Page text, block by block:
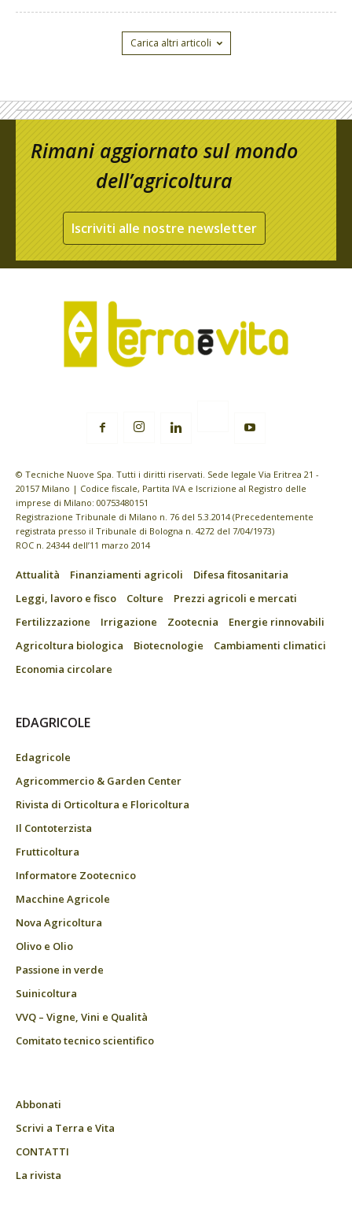
Carica altri articoli
Rimani aggiornato sul mondo
dell’agricoltura
Iscriviti alle nostre newsletter
© Tecniche Nuove Spa. Tutti i diritti riservati. Sede legale Via Eritrea 21 -
20157 Milano | Codice fiscale, Partita IVA e Iscrizione al Registro delle
imprese di Milano: 00753480151
Registrazione Tribunale di Milano n. 76 del 5.3.2014 (Precedentemente
registrata presso il Tribunale di Bologna n. 4272 del 7/04/1973)
ROC n. 24344 dell’11 marzo 2014
Attualità Finanziamenti agricoli
Difesa fitosanitaria
Leggi, lavoro e fisco
Colture
Prezzi agricoli e mercati
Fertilizzazione
Irrigazione Zootecnia
Energie rinnovabili
Agricoltura biologica
Biotecnologie
Cambiamenti climatici
Economia circolare
EDAGRICOLE
Edagricole
Agricommercio & Garden Center
Rivista di Orticoltura e Floricoltura
Il Contoterzista
Frutticoltura
Informatore Zootecnico
Macchine Agricole
Nova Agricoltura
Olivo e Olio
Passione in verde
Suinicoltura
VVQ – Vigne, Vini e Qualità
Comitato tecnico scientifico
Abbonati
Scrivi a Terra e Vita
CONTATTI
La rivista